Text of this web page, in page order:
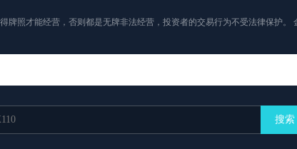
牌照才能经营，否则都是无牌非法经营，投资者的交易行为不受法律保护。
搜索